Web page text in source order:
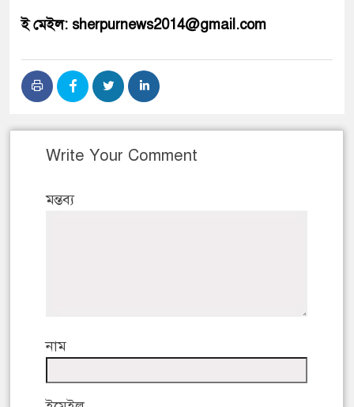
ই মেইল: sherpurnews2014@gmail.com
Write Your Comment
মন্তব্য
নাম